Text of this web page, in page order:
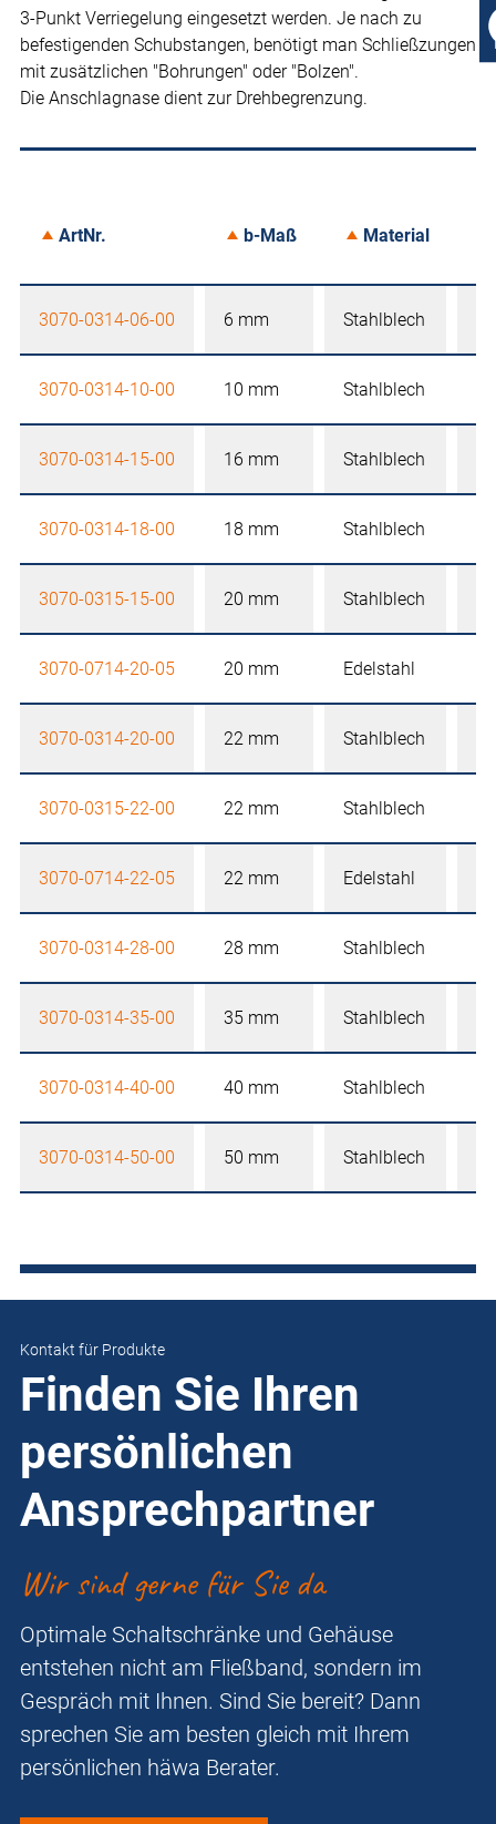
3-Punkt Verriegelung eingesetzt werden. Je nach zu
befestigenden Schubstangen, benötigt man Schließzungen
mit zusätzlichen "Bohrungen" oder "Bolzen".
Die Anschlagnase dient zur Drehbegrenzung.
ArtNr. b-Maß Material
3070-0314-06-00 6 mm Stahlblech
3070-0314-10-00 10 mm Stahlblech
3070-0314-15-00 16 mm Stahlblech
3070-0314-18-00 18 mm Stahlblech
3070-0315-15-00 20 mm Stahlblech
3070-0714-20-05 20 mm Edelstahl
3070-0314-20-00 22 mm Stahlblech
3070-0315-22-00 22 mm Stahlblech
3070-0714-22-05 22 mm Edelstahl
3070-0314-28-00 28 mm Stahlblech
3070-0314-35-00 35 mm Stahlblech
3070-0314-40-00 40 mm Stahlblech
3070-0314-50-00 50 mm Stahlblech
Kontakt für Produkte
Finden Sie Ihren
persönlichen
Ansprechpartner
Wir sind gerne für Sie da
Optimale Schaltschränke und Gehäuse
entstehen nicht am Fließband, sondern im
Gespräch mit Ihnen. Sind Sie bereit? Dann
sprechen Sie am besten gleich mit Ihrem
persönlichen häwa Berater.